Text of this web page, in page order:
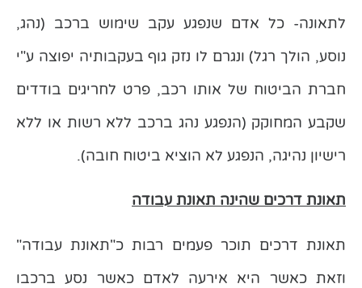
לתאונה- כל אדם שנפגע עקב שימוש ברכב (נהג,
נוסע, הולך רגל) ונגרם לו נזק גוף בעקבותיה יפוצה ע"י
חברת הביטוח של אותו רכב, פרט לחריגים בודדים
שקבע המחוקק (הנפגע נהג ברכב ללא רשות או ללא
רישיון נהיגה, הנפגע לא הוציא ביטוח חובה).
תאונת דרכים שהינה תאונת עבודה
תאונת דרכים תוכר פעמים רבות כ"תאונת עבודה"
וזאת כאשר היא אירעה לאדם כאשר נסע ברכבו